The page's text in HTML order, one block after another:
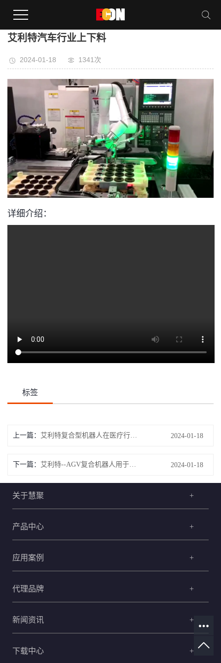
艾利特汽车行业上下料
2024-01-18 1341次
详细介绍：
标签
上一篇： 2024-01-18
下一篇： 2024-01-18
关于慧聚 +
产品中心 +
应用案例 +
代理品牌 +
新闻资讯 +
下载中心 +